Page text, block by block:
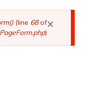
×
رسالة
الخطأ
(line 68of
).